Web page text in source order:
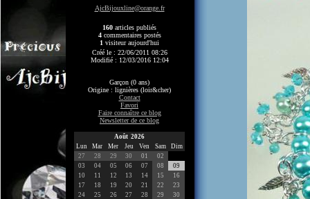
AjcBijouxline@orange.fr
160 articles publiés
4commentaires postés
1 visiteur aujourd'hui
Créé le : 22/06/2011 08:26
Modifié : 12/03/2016 12:04
Garçon (0 ans)
Origine : lignières (loir&cher)
Contact
Favori
Faire connaître ce blog
Newsletter de ce blog
Août 2026
Lun
Mar Mer Jeu Ven Sam
Dim
27
28 29 30 01
02
03
04 05 06 07 08
09
10
11 12 13 14 15
16
17
18 19 20 21 22
23
24
25 26 27 28 29
30